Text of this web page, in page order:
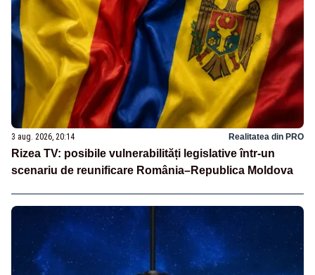
3 aug. 2026, 20:14 Realitatea din PRO
Rizea TV: posibile vulnerabilități legislative într-un
scenariu de reunificare România–Republica Moldova